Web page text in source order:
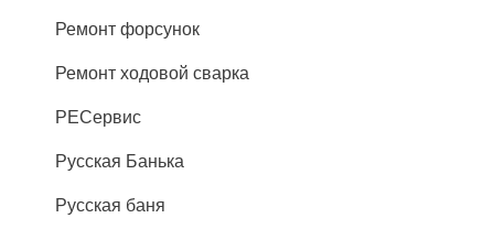
Ремонт форсунок
Ремонт ходовой сварка
РЕСервис
Русская Банька
Русская баня